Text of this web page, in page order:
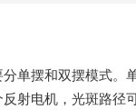
单摆和双摆模式。
射电机，光斑路径